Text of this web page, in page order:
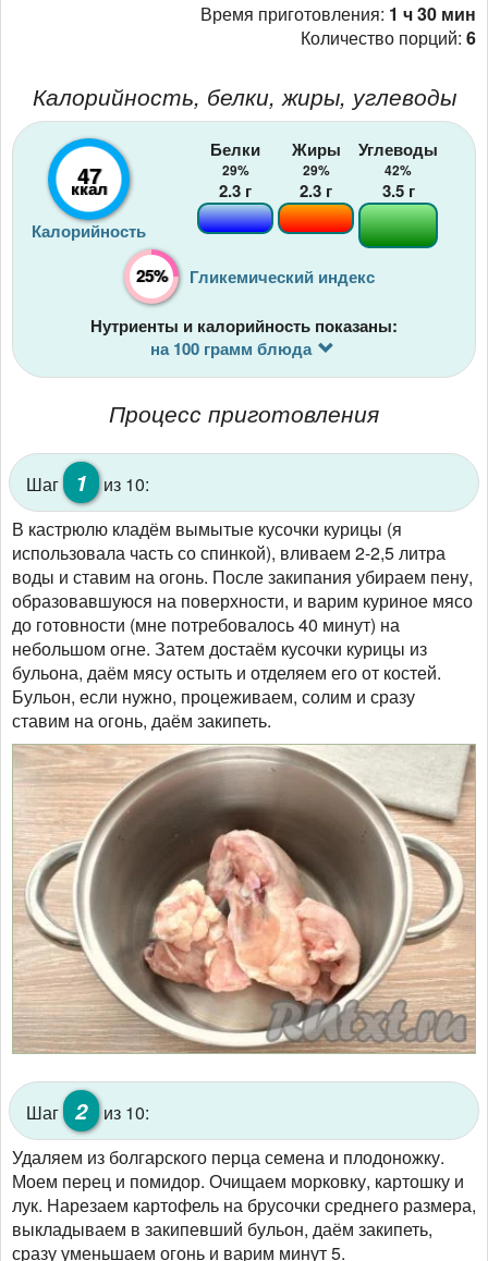
Время приготовления: 1 ч 30 мин
Количество порций: 6
Калорийность, белки, жиры, углеводы
47
ккал
Калорийность
Белки
29%
2.3 г
Жиры
29%
2.3 г
Углеводы
42%
3.5г
25% Гликемический индекс
Нутриенты и калорийность показаны:
на 100 грамм блюда
Процесс приготовления
Шаг 1
из 10:
В кастрюлю кладём вымытые кусочки курицы (я
использовала часть со спинкой), вливаем 2-2,5 литра
воды и ставим на огонь. После закипания убираем пену,
образовавшуюся на поверхности, и варим куриное мясо
до готовности (мне потребовалось 40 минут) на
небольшом огне. Затем достаём кусочки курицы из
бульона, даём мясу остыть и отделяем его от костей.
Бульон, если нужно, процеживаем, солим и сразу
ставим на огонь, даём закипеть.
Шаг 2
из 10:
Удаляем из болгарского перца семена и плодоножку.
Моем перец и помидор. Очищаем морковку, картошку и
лук. Нарезаем картофель на брусочки среднего размера,
выкладываем в закипевший бульон, даём закипеть,
сразу уменьшаем огонь и варим минут 5.